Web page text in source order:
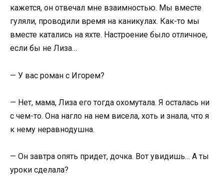
кажется, он отвечал мне взаимностью. Мы вместе
гуляли, проводили время на каникулах. Как-то мы
вместе катались на яхте. Настроение было отличное,
если бы не Лиза…
— У вас роман с Игорем?
— Нет, мама, Лиза его тогда охомутала. Я осталась ни
с чем-то. Она нагло на нем висела, хоть и знала, что я
к нему неравнодушна.
— Он завтра опять придет, дочка. Вот увидишь… А ты
уроки сделала?